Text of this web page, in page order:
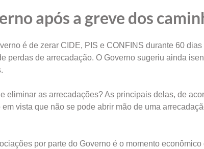
após a greve dos
é de zerar CIDE, PIS e CONFINS durante 60
perdas de arrecadação. O Governo sugeriu ainda
eliminar as arrecadações? As principais delas, de
vista que não se pode abrir mão de uma
por parte do Governo é o momento